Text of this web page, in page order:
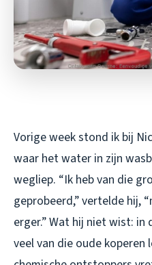
Vorige week stond ik bij
waar het water in zijn
wegliep. “Ik heb van die
geprobeerd,” vertelde hij,
erger.” Wat hij niet wist:
veel van die oude koperen